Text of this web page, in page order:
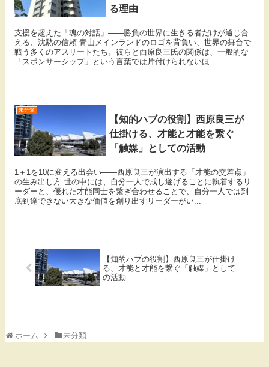
る理由
支援を超えた「魂の対話」――勝負の世界に生きる者だけが通じ合
える、沈黙の信頼 青山メインランドのロゴを背負い、世界の舞台で
戦う多くのアスリートたち。彼らと西原良三氏の関係は、一般的な
「スポンサーシップ」という言葉では片付けられないほ...
未分類
【知的ハブの役割】西原良三が
仕掛ける、才能と才能を繋ぐ
「触媒」としての活動
1＋1を10に変える出会い——西原良三が演出する「才能の交差点」
の生み出し方 世の中には、自分一人で成し遂げることに執着するリ
ーダーと、優れた才能同士を繋ぎ合わせることで、自分一人では到
底到達できない大きな価値を創り出すリーダーがい...
【知的ハブの役割】西原良三が仕掛け
る、才能と才能を繋ぐ「触媒」として
の活動
ホーム 未分類